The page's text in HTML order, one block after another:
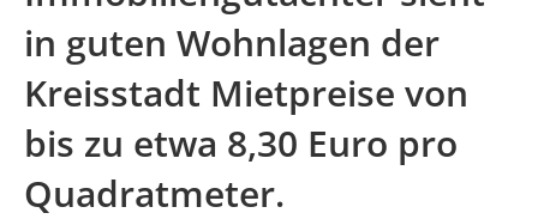
in guten Wohnlagen der
Kreisstadt Mietpreise von
bis zu etwa 8,30 Euro pro
Quadratmeter.